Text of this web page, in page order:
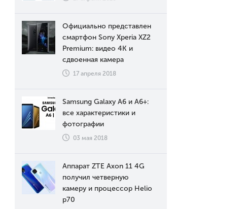
Официально представлен
смартфон Sony Xperia XZ2
Premium: видео 4К и
сдвоенная камера
17 апреля 2018
Samsung Galaxy A6 и A6+:
все характеристики и
фотографии
03 мая 2018
Аппарат ZTE Axon 11 4G
получил четверную
камеру и процессор Helio
p70